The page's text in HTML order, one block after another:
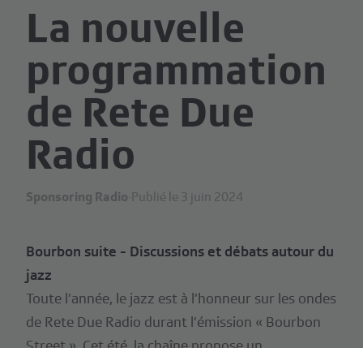
La nouvelle
programmation
de Rete Due
Radio
Sponsoring Radio·Publié le 3 juin 2024
Bourbon suite - Discussions et débats autour du
jazz
Toute l’année, le jazz est à l’honneur sur les ondes
de Rete Due Radio durant l’émission « Bourbon